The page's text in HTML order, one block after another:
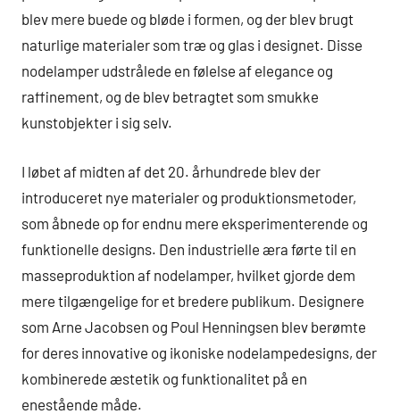
blev mere buede og bløde i formen, og der blev brugt
naturlige materialer som træ og glas i designet. Disse
nodelamper udstrålede en følelse af elegance og
raffinement, og de blev betragtet som smukke
kunstobjekter i sig selv.
I løbet af midten af det 20. århundrede blev der
introduceret nye materialer og produktionsmetoder,
som åbnede op for endnu mere eksperimenterende og
funktionelle designs. Den industrielle æra førte til en
masseproduktion af nodelamper, hvilket gjorde dem
mere tilgængelige for et bredere publikum. Designere
som Arne Jacobsen og Poul Henningsen blev berømte
for deres innovative og ikoniske nodelampedesigns, der
kombinerede æstetik og funktionalitet på en
enestående måde.